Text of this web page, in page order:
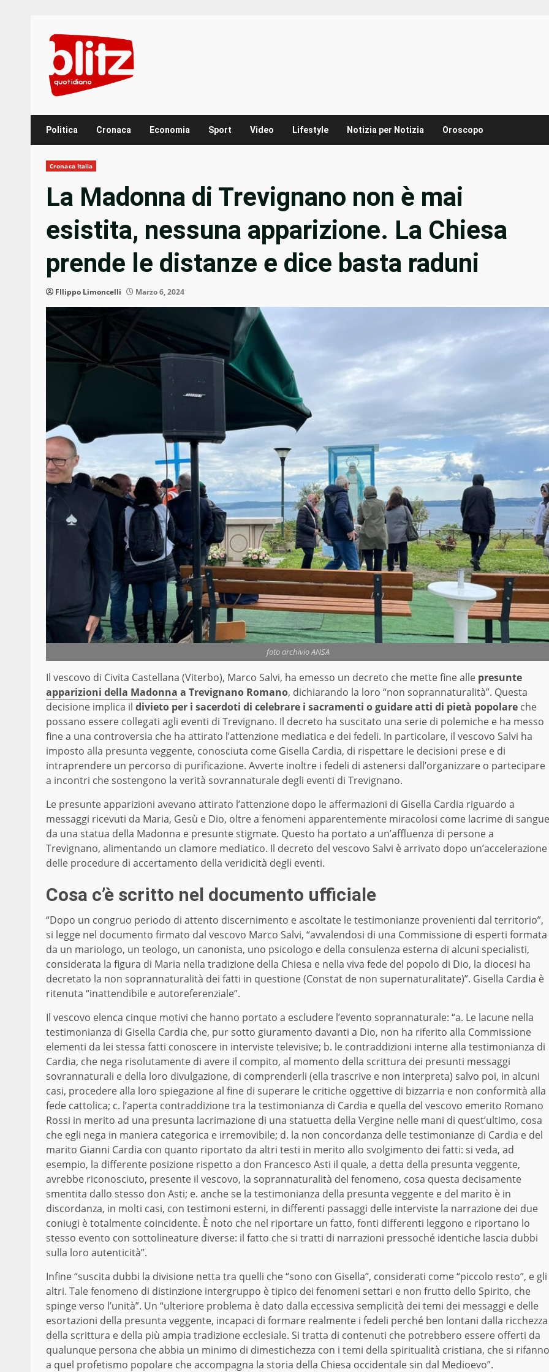
content
Politica Cronaca Economia Sport Video Lifestyle Notizia per Notizia Oroscopo
Cronaca Italia
La Madonna di Trevignano non è mai
esistita, nessuna apparizione. La Chiesa
prende le distanze e dice basta raduni
FIlippo Limoncelli Marzo 6, 2024
foto archivio ANSA
Il vescovo di Civita Castellana (Viterbo), Marco Salvi, ha emesso un decreto che mette fine alle presunte
apparizioni della Madonna a Trevignano Romano, dichiarando la loro “non soprannaturalità”. Questa
decisione implica il divieto per i sacerdoti di celebrare i sacramenti o guidare atti di pietà popolare che
possano essere collegati agli eventi di Trevignano. Il decreto ha suscitato una serie di polemiche e ha messo
fine a una controversia che ha attirato l’attenzione mediatica e dei fedeli. In particolare, il vescovo Salvi ha
imposto alla presunta veggente, conosciuta come Gisella Cardia, di rispettare le decisioni prese e di
intraprendere un percorso di purificazione. Avverte inoltre i fedeli di astenersi dall’organizzare o partecipare
a incontri che sostengono la verità sovrannaturale degli eventi di Trevignano.
Le presunte apparizioni avevano attirato l’attenzione dopo le affermazioni di Gisella Cardia riguardo a
messaggi ricevuti da Maria, Gesù e Dio, oltre a fenomeni apparentemente miracolosi come lacrime di sangue
da una statua della Madonna e presunte stigmate. Questo ha portato a un’affluenza di persone a
Trevignano, alimentando un clamore mediatico. Il decreto del vescovo Salvi è arrivato dopo un’accelerazione
delle procedure di accertamento della veridicità degli eventi.
Cosa c’è scritto nel documento ufficiale
“Dopo un congruo periodo di attento discernimento e ascoltate le testimonianze provenienti dal territorio”,
si legge nel documento firmato dal vescovo Marco Salvi, “avvalendosi di una Commissione di esperti formata
da un mariologo, un teologo, un canonista, uno psicologo e della consulenza esterna di alcuni specialisti,
considerata la figura di Maria nella tradizione della Chiesa e nella viva fede del popolo di Dio, la diocesi ha
decretato la non soprannaturalità dei fatti in questione (Constat de non supernaturalitate)”. Gisella Cardia è
ritenuta “inattendibile e autoreferenziale”.
Il vescovo elenca cinque motivi che hanno portato a escludere l’evento soprannaturale: “a. Le lacune nella
testimonianza di Gisella Cardia che, pur sotto giuramento davanti a Dio, non ha riferito alla Commissione
elementi da lei stessa fatti conoscere in interviste televisive; b. le contraddizioni interne alla testimonianza di
Cardia, che nega risolutamente di avere il compito, al momento della scrittura dei presunti messaggi
sovrannaturali e della loro divulgazione, di comprenderli (ella trascrive e non interpreta) salvo poi, in alcuni
casi, procedere alla loro spiegazione al fine di superare le critiche oggettive di bizzarria e non conformità alla
fede cattolica; c. l’aperta contraddizione tra la testimonianza di Cardia e quella del vescovo emerito Romano
Rossi in merito ad una presunta lacrimazione di una statuetta della Vergine nelle mani di quest’ultimo, cosa
che egli nega in maniera categorica e irremovibile; d. la non concordanza delle testimonianze di Cardia e del
marito Gianni Cardia con quanto riportato da altri testi in merito allo svolgimento dei fatti: si veda, ad
esempio, la differente posizione rispetto a don Francesco Asti il quale, a detta della presunta veggente,
avrebbe riconosciuto, presente il vescovo, la soprannaturalità del fenomeno, cosa questa decisamente
smentita dallo stesso don Asti; e. anche se la testimonianza della presunta veggente e del marito è in
discordanza, in molti casi, con testimoni esterni, in differenti passaggi delle interviste la narrazione dei due
coniugi è totalmente coincidente. È noto che nel riportare un fatto, fonti differenti leggono e riportano lo
stesso evento con sottolineature diverse: il fatto che si tratti di narrazioni pressoché identiche lascia dubbi
sulla loro autenticità”.
Infine “suscita dubbi la divisione netta tra quelli che “sono con Gisella”, considerati come “piccolo resto”, e gli
altri. Tale fenomeno di distinzione intergruppo è tipico dei fenomeni settari e non frutto dello Spirito, che
spinge verso l’unità”. Un “ulteriore problema è dato dalla eccessiva semplicità dei temi dei messaggi e delle
esortazioni della presunta veggente, incapaci di formare realmente i fedeli perché ben lontani dalla ricchezza
della scrittura e della più ampia tradizione ecclesiale. Si tratta di contenuti che potrebbero essere offerti da
qualunque persona che abbia un minimo di dimestichezza con i temi della spiritualità cristiana, che si rifanno
a quel profetismo popolare che accompagna la storia della Chiesa occidentale sin dal Medioevo”.